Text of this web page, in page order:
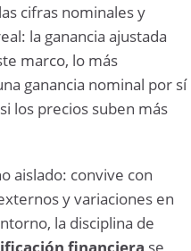
cifras nominales y
la ganancia ajustada
marco, lo más
ganancia nominal por sí
los precios suben más
aislado: convive con
y variaciones en
la disciplina de